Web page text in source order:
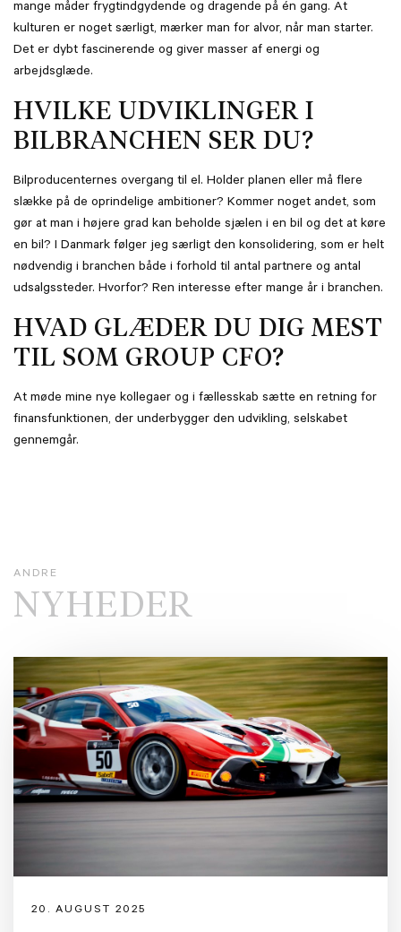
mange måder frygtindgydende og dragende på én gang. At
kulturen er noget særligt, mærker man for alvor, når man starter.
Det er dybt fascinerende og giver masser af energi og
arbejdsglæde.
HVILKE UDVIKLINGER I
BILBRANCHEN SER DU?
Bilproducenternes overgang til el. Holder planen eller må flere
slække på de oprindelige ambitioner? Kommer noget andet, som
gør at man i højere grad kan beholde sjælen i en bil og det at køre
en bil? I Danmark følger jeg særligt den konsolidering, som er helt
nødvendig i branchen både i forhold til antal partnere og antal
udsalgssteder. Hvorfor? Ren interesse efter mange år i branchen.
HVAD GLÆDER DU DIG MEST
TIL SOM GROUP CFO?
At møde mine nye kollegaer og i fællesskab sætte en retning for
finansfunktionen, der underbygger den udvikling, selskabet
gennemgår.
ANDRE
NYHEDER
20. AUGUST 2025